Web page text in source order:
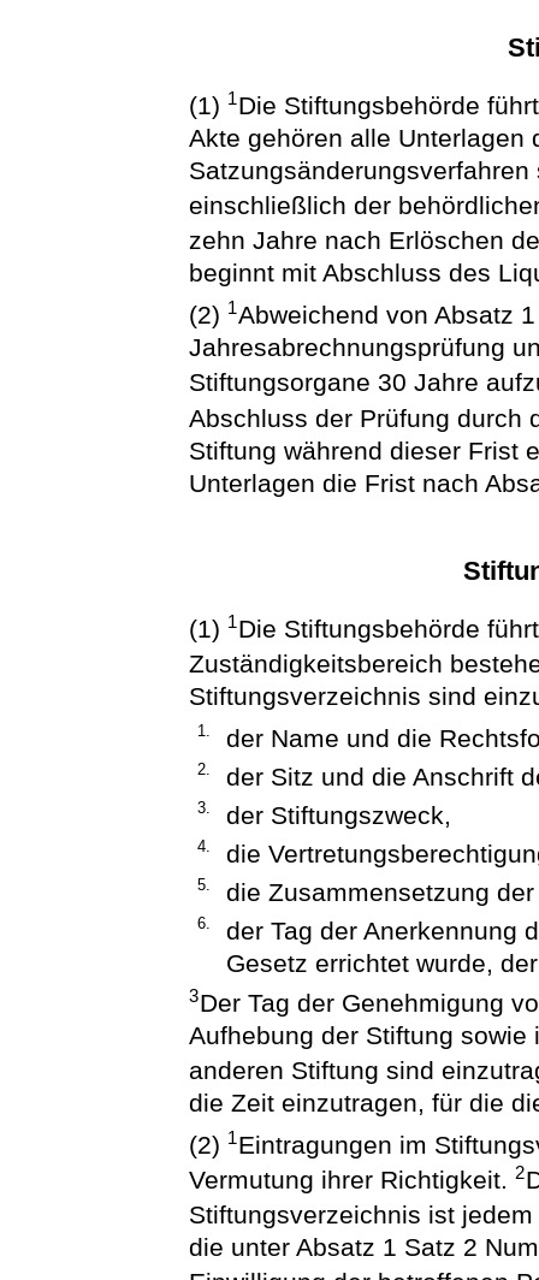
(1) 1Die Stiftungsbehörde
Akte gehören alle Unterlagen
einschließlich der
zehn Jahre nach Erlöschen
beginnt mit Abschluss des
(2) 1Abweichend von Absatz
Jahresabrechnungsprüfung
Stiftungsorgane 30 Jahre
Abschluss der Prüfung durch
Stiftung während dieser Frist
Unterlagen die Frist nach
(1) 1Die Stiftungsbehörde
Zuständigkeitsbereich
Stiftungsverzeichnis sind
1. der Name und die
2. der Sitz und die Anschrift
3. der Stiftungszweck,
4. die
5. die Zusammensetzung
6.
der Tag der Anerkennung
Gesetz errichtet wurde,
3Der Tag der Genehmigung
Aufhebung der Stiftung
anderen Stiftung sind
die Zeit einzutragen, für die
(2) 1Eintragungen im
Vermutung ihrer Richtigkeit.2
Stiftungsverzeichnis ist
die unter Absatz 1 Satz 2